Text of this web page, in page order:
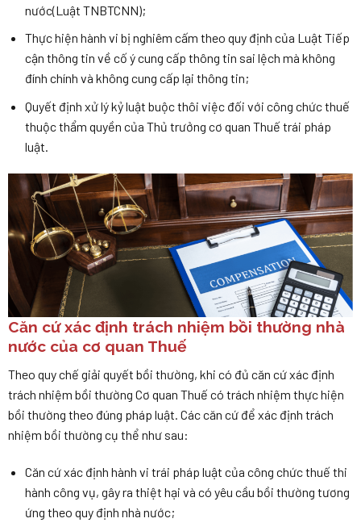
nước(Luật TNBTCNN);
Thực hiện hành vi bị nghiêm cấm theo quy định của Luật Tiếp
cận thông tin về cố ý cung cấp thông tin sai lệch mà không
đính chính và không cung cấp lại thông tin;
Quyết định xử lý kỷ luật buộc thôi việc đối với công chức thuế
thuộc thẩm quyền của Thủ trưởng cơ quan Thuế trái pháp
luật.
Căn cứ xác định trách nhiệm bồi thường nhà
nước của cơ quan Thuế
Theo quy chế giải quyết bồi thường, khi có đủ căn cứ xác định
trách nhiệm bồi thường Cơ quan Thuế có trách nhiệm thực hiện
bồi thường theo đúng pháp luật. Các căn cứ để xác định trách
nhiệm bồi thường cụ thể như sau:
Căn cứ xác định hành vi trái pháp luật của công chức thuế thi
hành công vụ, gây ra thiệt hại và có yêu cầu bồi thường tương
ứng theo quy định nhà nước;